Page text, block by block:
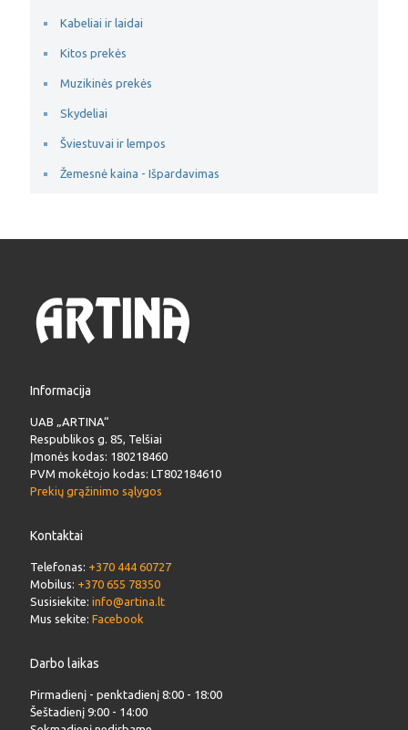
Kabeliai ir laidai
Kitos prekės
Muzikinės prekės
Skydeliai
Šviestuvai ir lempos
Žemesnė kaina - Išpardavimas
Informacija
UAB „ARTINA“
Respublikos g. 85, Telšiai
Įmonės kodas: 180218460
PVM mokėtojo kodas: LT802184610
Prekių grąžinimo sąlygos
Kontaktai
Telefonas: +370 444 60727
Mobilus: +370 655 78350
Susisiekite: info@artina.lt
Mus sekite: Facebook
Darbo laikas
Pirmadienį - penktadienį 8:00 - 18:00
Šeštadienį 9:00 - 14:00